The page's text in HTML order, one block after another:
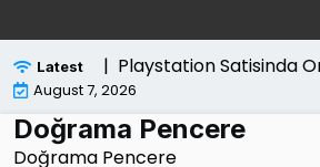
to
content
Latest Playstation Satisinda
August 7, 2026
Doğrama Pencere
Doğrama Pencere